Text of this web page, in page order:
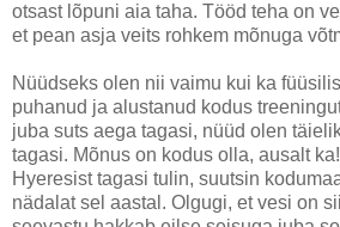
otsast lõpuni aia taha. Tööd teha on
et pean asja veits rohkem mõnuga
Nüüdseks olen nii vaimu kui ka
puhanud ja alustanud kodus
juba suts aega tagasi, nüüd olen
tagasi. Mõnus on kodus olla, ausalt
Hyeresist tagasi tulin, suutsin
nädalat sel aastal. Olgugi, et vesi on